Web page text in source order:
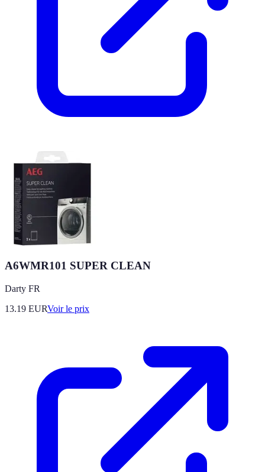
A6WMR101 SUPER CLEAN
Darty FR
13.19 EURVoir le prix